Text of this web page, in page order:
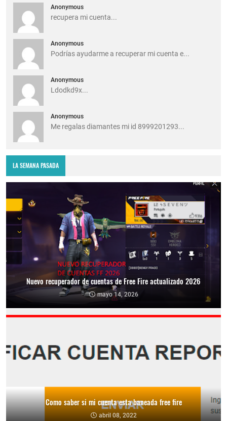
Anonymous
recupera mi cuenta...
Anonymous
Podrías ayudarme a recuperar mi cuenta e...
Anonymous
Ldodkd9x...
Anonymous
Me regalas diamantes mi id 8999201293...
LA SEMANA PASADA
Nuevo recuperador de cuentas de Free Fire actualizado 2026
mayo 14, 2026
Como saber si mi cuenta esta baneada free fire
abril 08, 2022